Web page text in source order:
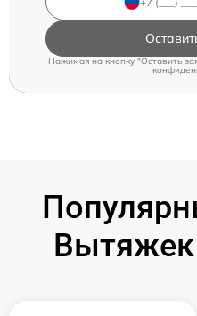
Нажимая на кнопку "Оставить
Вытяжек